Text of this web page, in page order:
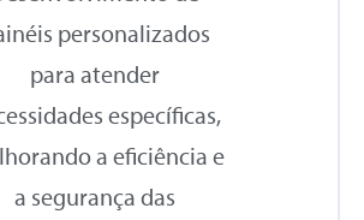
personalizados
para atender
específicas,
a eficiência e
a segurança das